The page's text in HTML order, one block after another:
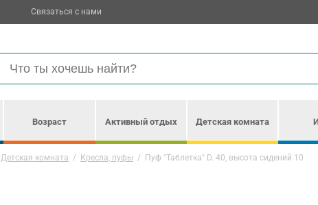
Связаться с нами
Возраст Активный отдых Детская комната
Детская комната / Кресла, пуфы / Пуф "Таблетка" D. 40, высота сидений 10